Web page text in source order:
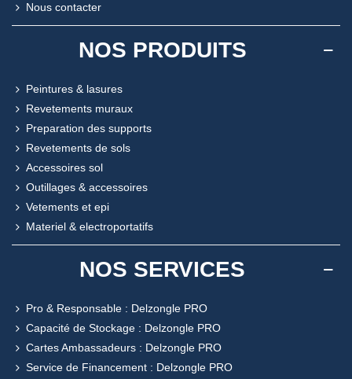
Nous contacter
NOS PRODUITS
Peintures & lasures
Revetements muraux
Preparation des supports
Revetements de sols
Accessoires sol
Outillages & accessoires
Vetements et epi
Materiel & electroportatifs
NOS SERVICES
Pro & Responsable : Delzongle PRO
Capacité de Stockage : Delzongle PRO
Cartes Ambassadeurs : Delzongle PRO
Service de Financement : Delzongle PRO